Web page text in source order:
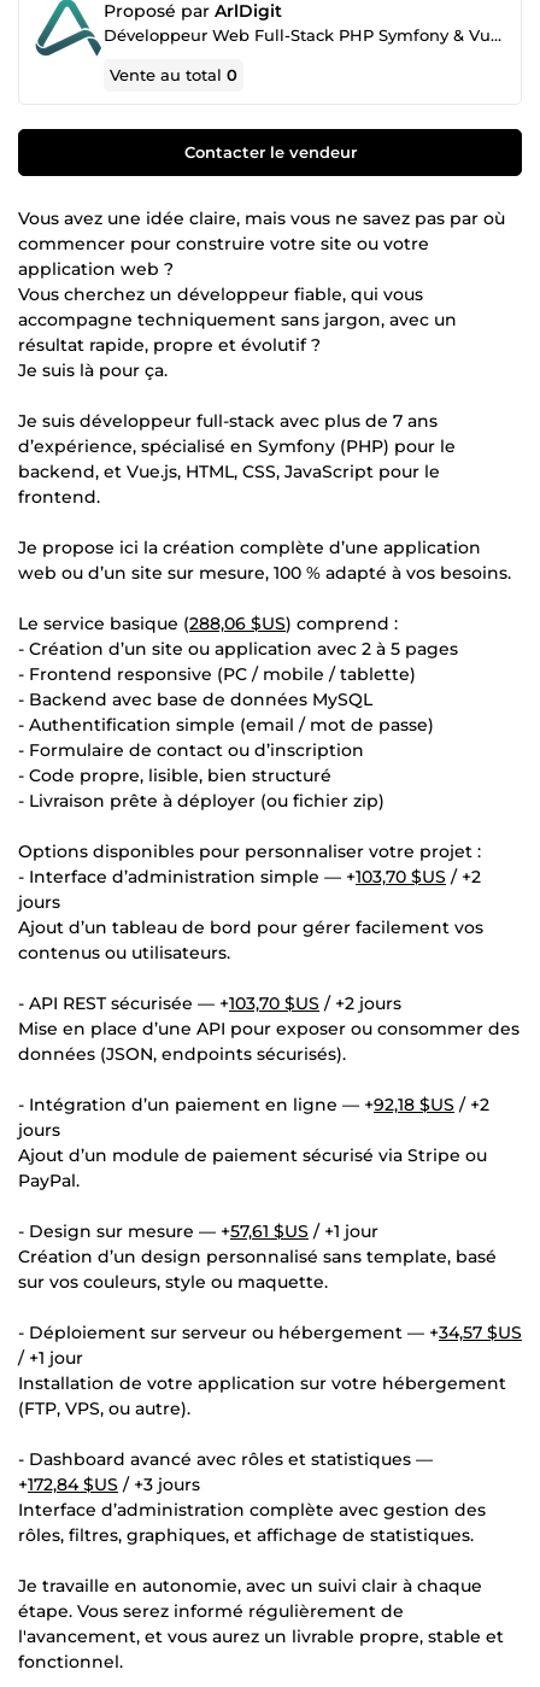
Proposé par ArlDigit
Développeur Web Full-Stack PHP Symfony & Vue.js | Sites, API & Dashboards sur-mesure
Vente au total0
Contacter le vendeur
Vous avez une idée claire, mais vous ne savez pas par où
commencer pour construire votre site ou votre
application web ?
Vous cherchez un développeur fiable, qui vous
accompagne techniquement sans jargon, avec un
résultat rapide, propre et évolutif ?
Je suis là pour ça.
Je suis développeur full-stack avec plus de 7 ans
d’expérience, spécialisé en Symfony (PHP) pour le
backend, et Vue.js, HTML, CSS, JavaScript pour le
frontend.
Je propose ici la création complète d’une application
web ou d’un site sur mesure, 100 % adapté à vos besoins.
Le service basique (288,06 $US) comprend :
- Création d’un site ou application avec 2 à 5 pages
- Frontend responsive (PC / mobile / tablette)
- Backend avec base de données MySQL
- Authentification simple (email / mot de passe)
- Formulaire de contact ou d’inscription
- Code propre, lisible, bien structuré
- Livraison prête à déployer (ou fichier zip)
Options disponibles pour personnaliser votre projet :
- Interface d’administration simple — +103,70 $US / +2
jours
Ajout d’un tableau de bord pour gérer facilement vos
contenus ou utilisateurs.
- API REST sécurisée — +103,70 $US / +2 jours
Mise en place d’une API pour exposer ou consommer des
données (JSON, endpoints sécurisés).
- Intégration d’un paiement en ligne — +92,18 $US / +2
jours
Ajout d’un module de paiement sécurisé via Stripe ou
PayPal.
- Design sur mesure — +57,61 $US / +1 jour
Création d’un design personnalisé sans template, basé
sur vos couleurs, style ou maquette.
- Déploiement sur serveur ou hébergement — +34,57 $US
/ +1 jour
Installation de votre application sur votre hébergement
(FTP, VPS, ou autre).
- Dashboard avancé avec rôles et statistiques —
+172,84 $US / +3 jours
Interface d’administration complète avec gestion des
rôles, filtres, graphiques, et affichage de statistiques.
Je travaille en autonomie, avec un suivi clair à chaque
étape. Vous serez informé régulièrement de
l'avancement, et vous aurez un livrable propre, stable et
fonctionnel.